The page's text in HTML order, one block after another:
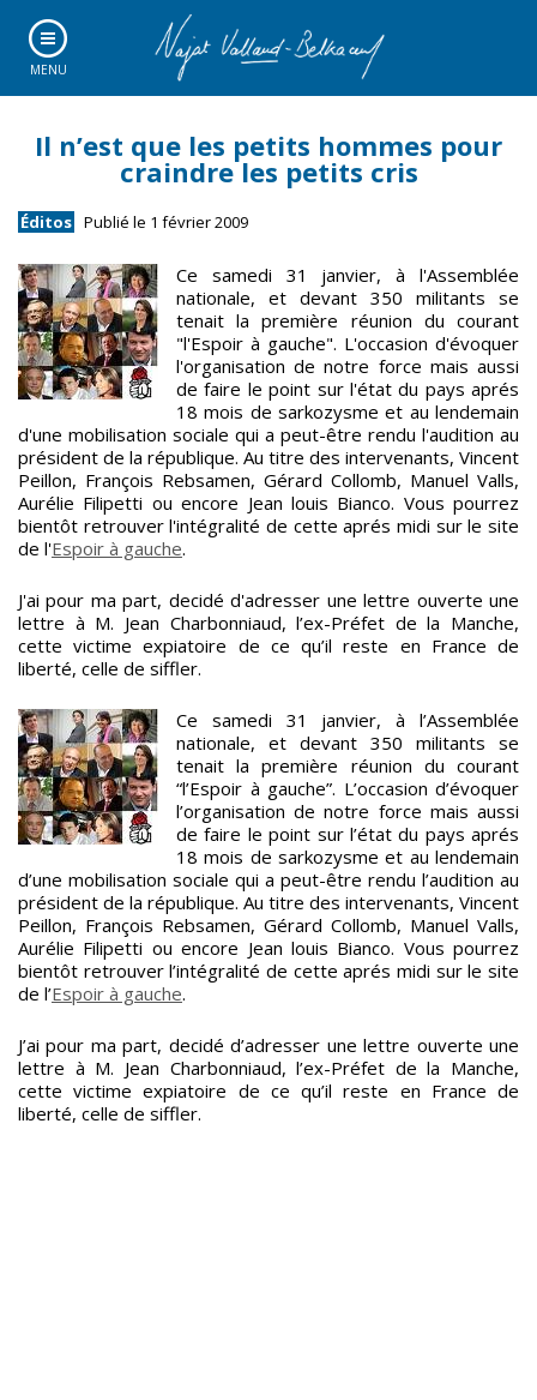
MENU
Il n’est que les petits hommes pour
craindre les petits cris
Éditos Publié le 1 février 2009
Ce samedi 31 janvier, à l'Assemblée
nationale, et devant 350 militants se
tenait la première réunion du courant
"l'Espoir à gauche". L'occasion d'évoquer
l'organisation de notre force mais aussi
de faire le point sur l'état du pays aprés
18 mois de sarkozysme et au lendemain
d'une mobilisation sociale qui a peut-être rendu l'audition au
président de la république. Au titre des intervenants, Vincent
Peillon, François Rebsamen, Gérard Collomb, Manuel Valls,
Aurélie Filipetti ou encore Jean louis Bianco. Vous pourrez
bientôt retrouver l'intégralité de cette aprés midi sur le site
de l'Espoir à gauche.
J'ai pour ma part, decidé d'adresser une lettre ouverte une
lettre à M. Jean Charbonniaud, l’ex-Préfet de la Manche,
cette victime expiatoire de ce qu’il reste en France de
liberté, celle de siffler.
Ce samedi 31 janvier, à l’Assemblée
nationale, et devant 350 militants se
tenait la première réunion du courant
“l’Espoir à gauche”. L’occasion d’évoquer
l’organisation de notre force mais aussi
de faire le point sur l’état du pays aprés
18 mois de sarkozysme et au lendemain
d’une mobilisation sociale qui a peut-être rendu l’audition au
président de la république. Au titre des intervenants, Vincent
Peillon, François Rebsamen, Gérard Collomb, Manuel Valls,
Aurélie Filipetti ou encore Jean louis Bianco. Vous pourrez
bientôt retrouver l’intégralité de cette aprés midi sur le site
de l’Espoir à gauche.
J’ai pour ma part, decidé d’adresser une lettre ouverte une
lettre à M. Jean Charbonniaud, l’ex-Préfet de la Manche,
cette victime expiatoire de ce qu’il reste en France de
liberté, celle de siffler.